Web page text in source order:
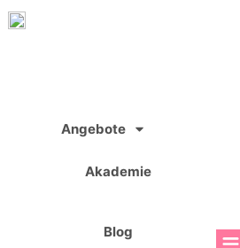
Zum
Angebote
Akademie
Blog